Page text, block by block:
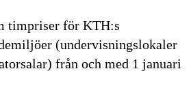
timpriser för KTH:s
(undervisningslokaler
från och med 1 januari